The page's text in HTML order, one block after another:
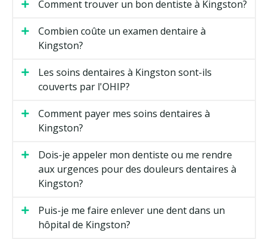
Comment trouver un bon dentiste à Kingston?
Combien coûte un examen dentaire à
Kingston?
Les soins dentaires à Kingston sont-ils
couverts par l'OHIP?
Comment payer mes soins dentaires à
Kingston?
Dois-je appeler mon dentiste ou me rendre
aux urgences pour des douleurs dentaires à
Kingston?
Puis-je me faire enlever une dent dans un
hôpital de Kingston?